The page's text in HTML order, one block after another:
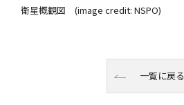
衛星概観図 (image credit: NSPO)
一覧に戻る